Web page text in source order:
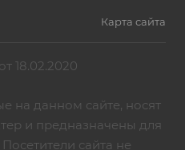
Карта сайта
18.02.2020
на данном сайте, носят
и предназначены для
сайта не